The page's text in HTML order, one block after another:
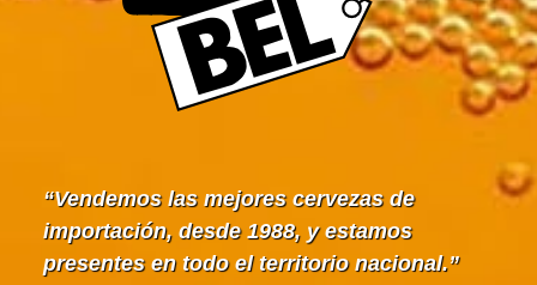
Vendemos las mejores cervezas de
importación, desde 1988, y estamos
presentes en todo el territorio nacional.